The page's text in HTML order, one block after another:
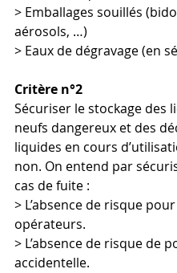
> Emballages souillés
aérosols, …)
> Eaux de dégravage (en
Critère n°2
Sécuriser le stockage des
neufs dangereux et des
liquides en cours
non. On entend par
cas de fuite :
> L’absence de risque
opérateurs.
> L’absence de risque de
accidentelle.